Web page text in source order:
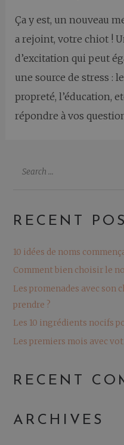
Ça y est, un nouveau
a rejoint, votre chiot !
d’excitation qui peut
une source de stress :
propreté, l’éducation,
répondre à vos
RECENT
10 idées de noms
Comment bien choisir le
Les promenades avec son
prendre ?
Les 10 ingrédients nocifs
Les premiers mois avec
RECENT
ARCHIVES